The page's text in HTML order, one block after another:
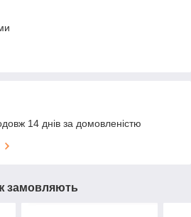
14 днів за домовленістю
замовляють